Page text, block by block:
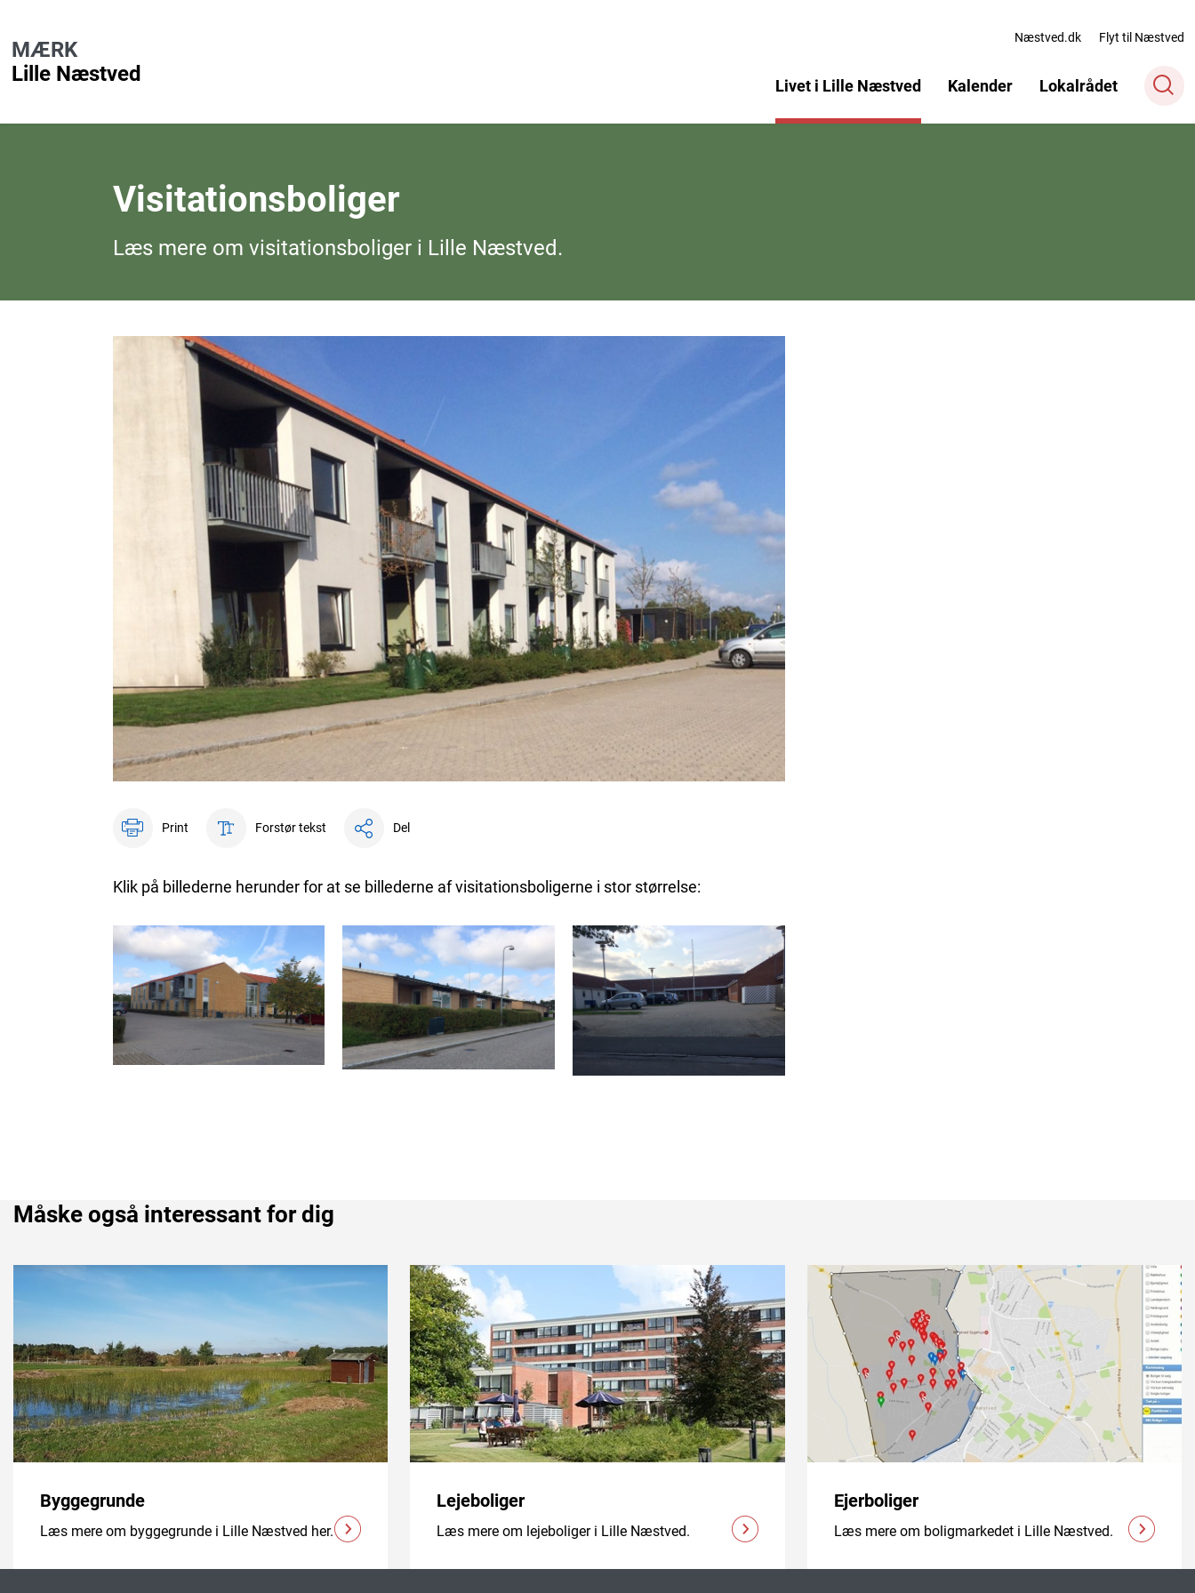
MÆRK
Lille Næstved
Næstved.dk Flyt til Næstved
Livet i Lille Næstved Kalender Lokalrådet
Visitationsboliger
Læs mere om visitationsboliger i Lille Næstved.
Print Forstør tekst Del
Klik på billederne herunder for at se billederne af visitationsboligerne i stor størrelse:
Måske også interessant for dig
Byggegrunde
Læs mere om byggegrunde i Lille Næstved her.
Lejeboliger
Læs mere om lejeboliger i Lille Næstved.
Ejerboliger
Læs mere om boligmarkedet i Lille Næstved.